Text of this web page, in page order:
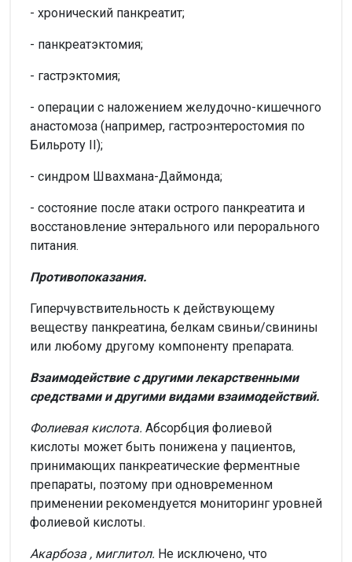
- хронический панкреатит;
- панкреатэктомия;
- гастрэктомия;
- операции с наложением желудочно-кишечного
анастомоза (например, гастроэнтеростомия по
Бильроту II);
- синдром Швахмана-Даймонда;
- состояние после атаки острого панкреатита и
восстановление энтерального или перорального
питания.
Противопоказания.
Гиперчувствительность к действующему
веществу панкреатина, белкам свиньи/свинины
или любому другому компоненту препарата.
Взаимодействие с другими лекарственными
средствами и другими видами взаимодействий.
Фолиевая кислота. Абсорбция фолиевой
кислоты может быть понижена у пациентов,
принимающих панкреатические ферментные
препараты, поэтому при одновременном
применении рекомендуется мониторинг уровней
фолиевой кислоты.
Акарбоза , миглитол. Не исключено, что